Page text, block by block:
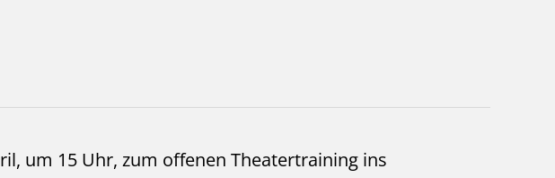
um 15 Uhr, zum offenen Theatertraining ins